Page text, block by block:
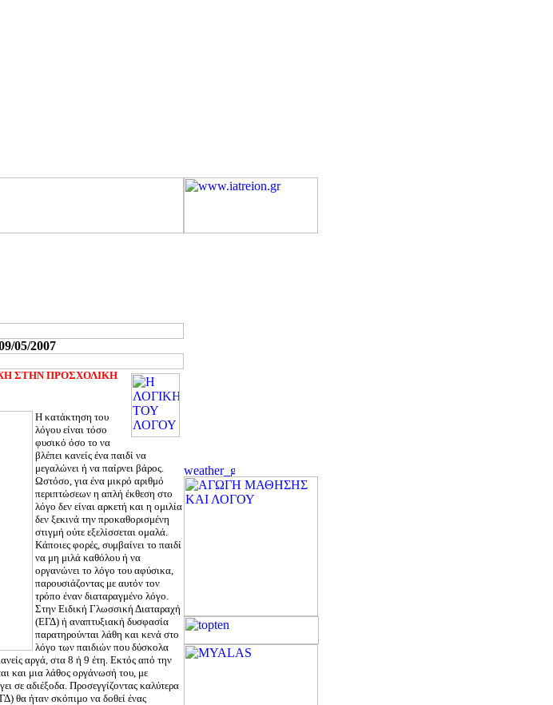
05/2007
ΣΤΗΝ ΠΡΟΣΧΟΛΙΚΗ
Η κατάκτηση του
λόγου είναι τόσο
φυσικό όσο το να
βλέπει κανείς ένα παιδί να
μεγαλώνει ή να παίρνει βάρος.
Ωστόσο, για ένα μικρό αριθμό
περιπτώσεων η απλή έκθεση στο
λόγο δεν είναι αρκετή και η ομιλία
δεν ξεκινά την προκαθορισμένη
στιγμή ούτε εξελίσσεται ομαλά.
Κάποιες φορές, συμβαίνει το παιδί
να μη μιλά καθόλου ή να
οργανώνει το λόγο του αφύσικα,
παρουσιάζοντας με αυτόν τον
τρόπο έναν διαταραγμένο λόγο.
Στην Ειδική Γλωσσική Διαταραχή
(ΕΓΔ) ή αναπτυξιακή δυσφασία
παρατηρούνται λάθη και κενά στο
λόγο των παιδιών που δύσκολα
αργά, στα 8 ή 9 έτη. Εκτός από την
και μια λάθος οργάνωσή του, με
σε αδιέξοδα. Προσεγγίζοντας καλύτερα
θα ήταν σκόπιμο να δοθεί ένας